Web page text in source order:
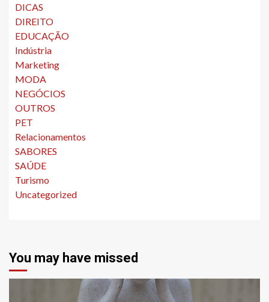
DICAS
DIREITO
EDUCAÇÃO
Indústria
Marketing
MODA
NEGÓCIOS
OUTROS
PET
Relacionamentos
SABORES
SAÚDE
Turismo
Uncategorized
You may have missed